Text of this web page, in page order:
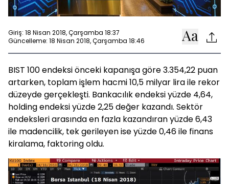
Giriş: 18 Nisan 2018, Çarşamba 18:37
Güncelleme: 18 Nisan 2018, Çarşamba 18:46
BIST 100 endeksi önceki kapanışa göre 3.354,22 puan
artarken, toplam işlem hacmi 10,5 milyar lira ile rekor
düzeyde gerçekleşti. Bankacılık endeksi yüzde 4,64,
holding endeksi yüzde 2,25 değer kazandı. Sektör
endeksleri arasında en fazla kazandıran yüzde 6,43
ile madencilik, tek gerileyen ise yüzde 0,46 ile finans
kiralama, faktoring oldu.